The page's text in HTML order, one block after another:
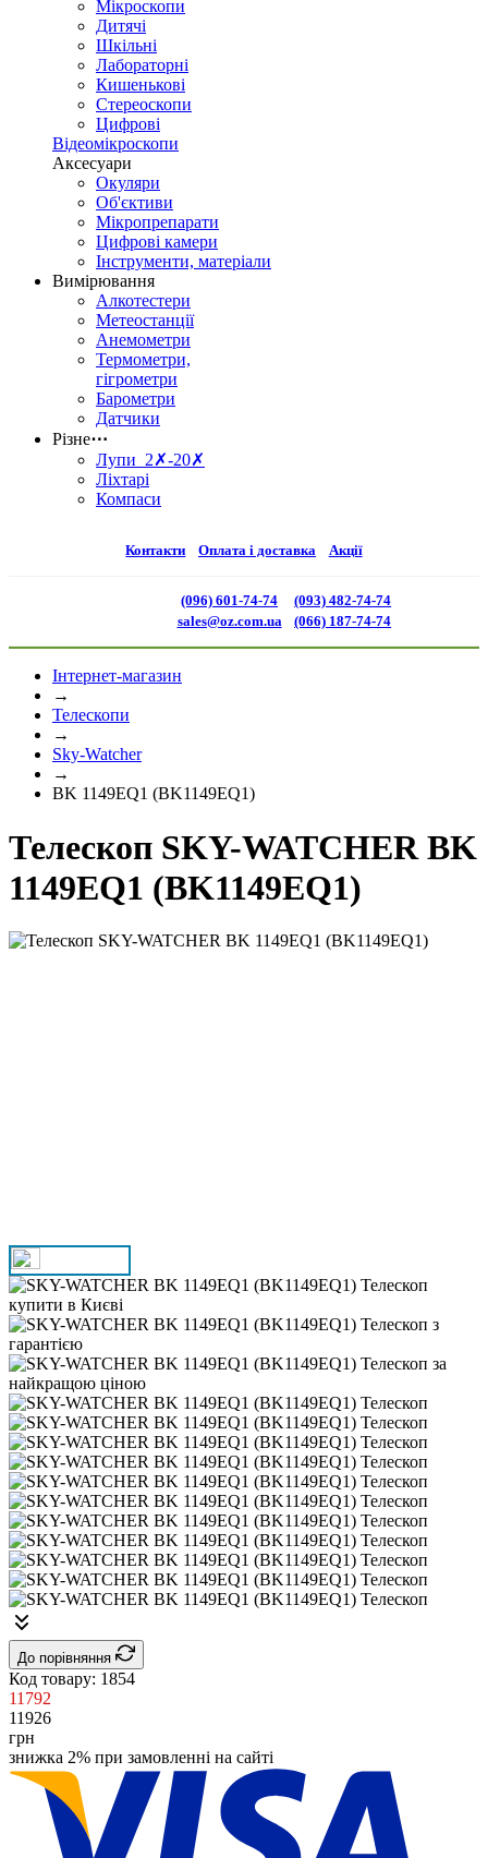
Мікроскопи
Дитячі
Шкільні
Лабораторні
Кишенькові
Стереоскопи
Цифрові
Відеомікроскопи
Аксесуари
Окуляри
Об'єктиви
Мікропрепарати
Цифрові камери
Інструменти, матеріали
Вимірювання
Алкотестери
Метеостанції
Анемометри
Термометри,
гігрометри
Барометри
Датчики
Різне⋯
Лупи 2✗-20✗
Ліхтарі
Компаси
Контакти Оплата і доставка Акції
(096) 601-74-74
sales@oz.com.ua
(093) 482-74-74
(066) 187-74-74
Інтернет-магазин
→
Телескопи
→
Sky-Watcher
→
BK 1149EQ1 (BK1149EQ1)
Телескоп SKY-WATCHER BK
1149EQ1 (BK1149EQ1)
До порівняння
Код товару: 1854
11792
11926
грн
знижка 2% при замовленні на сайті